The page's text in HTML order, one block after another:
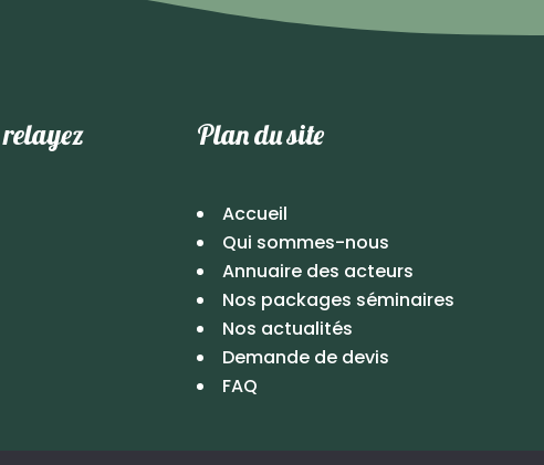
relayez Plan du site
Accueil
Qui sommes-nous
Annuaire des acteurs
Nos packages séminaires
Nos actualités
Demande de devis
FAQ